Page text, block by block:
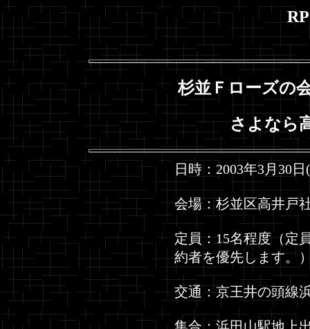
杉並Ｆローズの
さよなら
日時：2003年3月30
会場：杉並区高井戸
定員：15名程度（定
約者を優先します。
交通：京王井の頭線